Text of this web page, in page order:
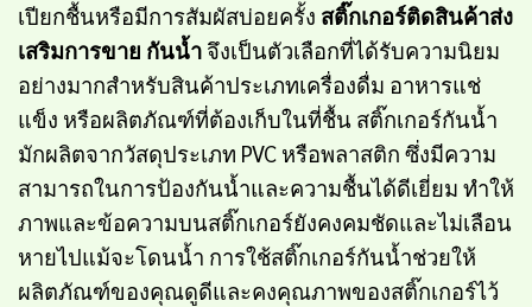
เปียกชื้นหรือมีการสัมผัสบ่อยครั้ง สติ๊กเกอร์ติดสินค้าส่ง
เสริมการขาย กันน้ำ จึงเป็นตัวเลือกที่ได้รับความนิยม
อย่างมากสำหรับสินค้าประเภทเครื่องดื่ม อาหารแช่
แข็ง หรือผลิตภัณฑ์ที่ต้องเก็บในที่ชื้น สติ๊กเกอร์กันน้ำ
มักผลิตจากวัสดุประเภท PVC หรือพลาสติก ซึ่งมีความ
สามารถในการป้องกันน้ำและความชื้นได้ดีเยี่ยม ทำให้
ภาพและข้อความบนสติ๊กเกอร์ยังคงคมชัดและไม่เลือน
หายไปแม้จะโดนน้ำ การใช้สติ๊กเกอร์กันน้ำช่วยให้
ผลิตภัณฑ์ของคุณดูดีและคงคุณภาพของสติ๊กเกอร์ไว้